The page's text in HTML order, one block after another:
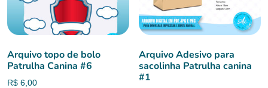
Arquivo topo de bolo
Patrulha Canina #6
R$ 6,00
Arquivo Adesivo para
sacolinha Patrulha canina
#1